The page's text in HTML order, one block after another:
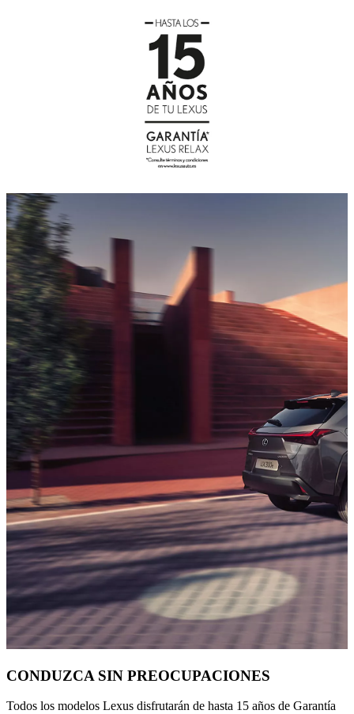
CONDUZCA SIN PREOCUPACIONES
Todos los modelos Lexus disfrutarán de hasta 15 años de Garantía